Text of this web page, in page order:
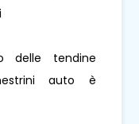
delle tendine
auto è